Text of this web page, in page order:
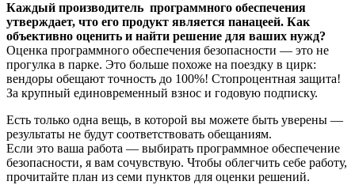
Каждый производитель программного обеспечения
утверждает, что его продукт является панацеей. Как
объективно оценить и найти решение для ваших нужд?
Оценка программного обеспечения безопасности — это не
прогулка в парке. Это больше похоже на поездку в цирк:
вендоры обещают точность до 100%! Стопроцентная защита!
За крупный единовременный взнос и годовую подписку.
Есть только одна вещь, в которой вы можете быть уверены —
результаты не будут соответствовать обещаниям.
Если это ваша работа — выбирать программное обеспечение
безопасности, я вам сочувствую. Чтобы облегчить себе работу,
прочитайте план из семи пунктов для оценки решений.